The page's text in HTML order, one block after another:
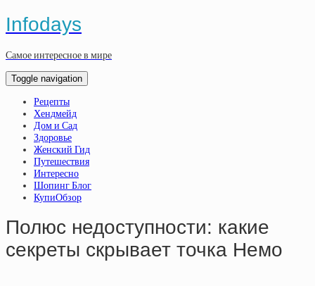
Infodays
Самое интересное в мире
Toggle navigation
Рецепты
Хендмейд
Дом и Сад
Здоровье
Женский Гид
Путешествия
Интересно
Шопинг Блог
КупиОбзор
Полюс недоступности: какие
секреты скрывает точка Немо